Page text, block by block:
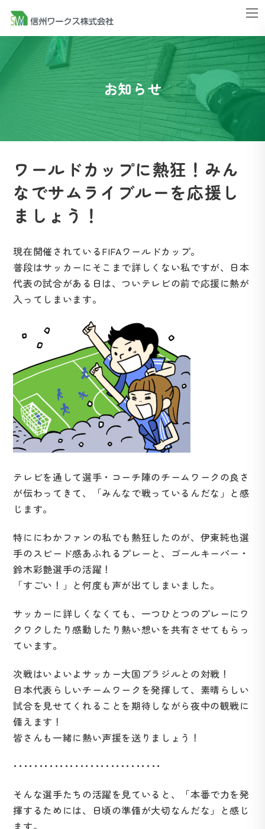
テ
ン
ツ
ッ
ゲ
ー
シ
移
お知らせ
ワールドカップに熱狂！みん
なでサムライブルーを応援し
ましょう！
現在開催されているFIFAワールドカップ。
普段はサッカーにそこまで詳しくない私ですが、日本
代表の試合がある日は、ついテレビの前で応援に熱が
入ってしまいます。
テレビを通して選手・コーチ陣のチームワークの良さ
が伝わってきて、「みんなで戦っているんだな」と感
じます。
特ににわかファンの私でも熱狂したのが、伊東純也選
手のスピード感あふれるプレーと、ゴールキーパー・
鈴木彩艶選手の活躍！
「すごい！」と何度も声が出てしまいました。
サッカーに詳しくなくても、一つひとつのプレーにワ
クワクしたり感動したり熱い想いを共有させてもらっ
ています。
次戦はいよいよサッカー大国ブラジルとの対戦！
日本代表らしいチームワークを発揮して、素晴らしい
試合を見せてくれることを期待しながら夜中の観戦に
備えます！
皆さんも一緒に熱い声援を送りましょう！
･････････････････････････････
そんな選手たちの活躍を見ていると、「本番で力を発
揮するためには、日頃の準備が大切なんだな」と感じ
ます。